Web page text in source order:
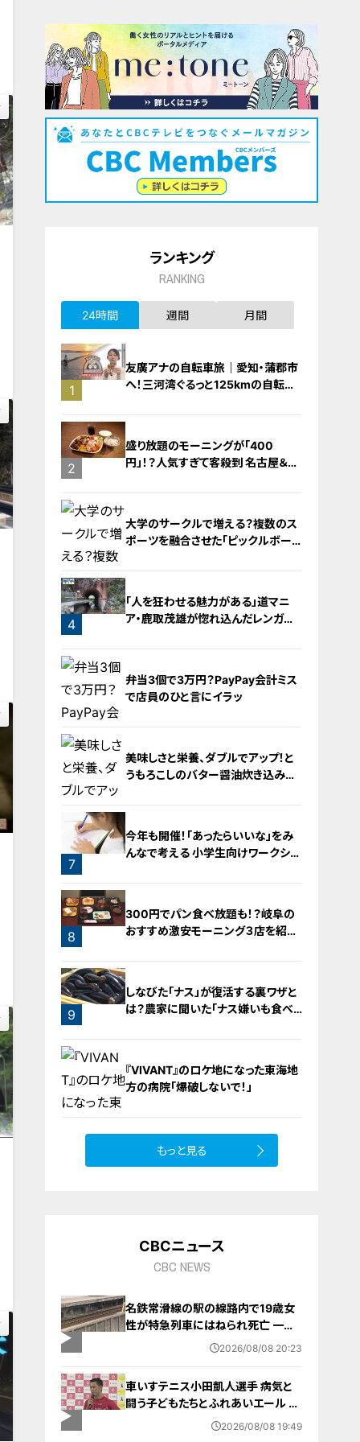
ランキング
RANKING
24時間 週間 月間
1
友廣アナの自転車旅｜愛知・蒲郡市
へ！三河湾ぐるっと125kmの自転車
2
盛り放題のモーニングが「400
円」！？人気すぎて客殺到 名古屋＆岐
3
大学のサークルで増える？複数のス
ポーツを融合させた「ピックルボー
4
「人を狂わせる魅力がある」道マニ
ア・鹿取茂雄が惚れ込んだレンガの
5
弁当3個で3万円？PayPay会計ミス
で店員のひと言にイラッ
6
美味しさと栄養、ダブルでアップ！と
うもろこしのバター醤油炊き込みご
7
今年も開催！「あったらいいな」をみ
んなで考える 小学生向けワークショ
8
300円でパン食べ放題も！？岐阜の
おすすめ激安モーニング３店を紹
9
しなびた「ナス」が復活する裏ワザと
は？農家に聞いた「ナス嫌いも食べ
『VIVANT』のロケ地になった東海地
方の病院「爆破しないで！」
もっと見る
CBCニュース
CBC NEWS
名鉄常滑線の駅の線路内で19歳女
性が特急列車にはねられ死亡 一部
区間で一時運転見合わせに お盆休
2026/08/08 20:23
車いすテニス小田凱人選手 病気と
闘う子どもたちとふれあいエール ス
ポーツの楽しさ伝える 名古屋・緑区
2026/08/08 19:49